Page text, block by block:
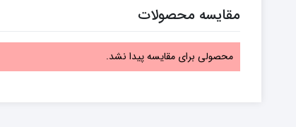
مقایسه محصولات
محصولی برای مقایسه پیدا نشد.